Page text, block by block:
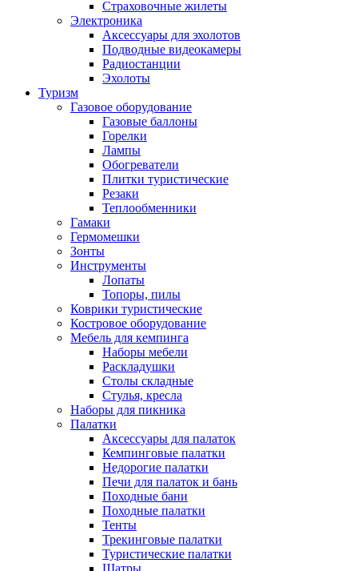
Страховочные жилеты
Электроника
Аксессуары для эхолотов
Подводные видеокамеры
Радиостанции
Эхолоты
Туризм
Газовое оборудование
Газовые баллоны
Горелки
Лампы
Обогреватели
Плитки туристические
Резаки
Теплообменники
Гамаки
Гермомешки
Зонты
Инструменты
Лопаты
Топоры, пилы
Коврики туристические
Костровое оборудование
Мебель для кемпинга
Наборы мебели
Раскладушки
Столы складные
Стулья, кресла
Наборы для пикника
Палатки
Аксессуары для палаток
Кемпинговые палатки
Недорогие палатки
Печи для палаток и бань
Походные бани
Походные палатки
Тенты
Трекинговые палатки
Туристические палатки
Шатры